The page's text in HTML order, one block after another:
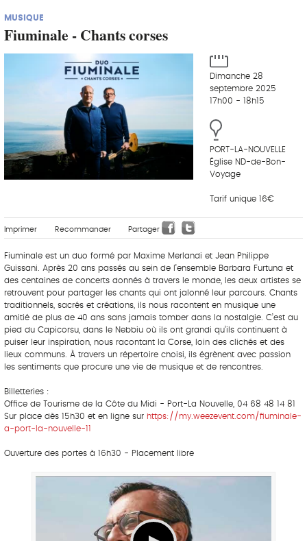
MUSIQUE
Fiuminale - Chants corses
Dimanche 28
septembre 2025
17h00 - 18h15
PORT-LA-NOUVELLE
Église ND-de-Bon-
Voyage
Tarif unique 16€
Imprimer Recommander Partager
Fiuminale est un duo formé par Maxime Merlandi et Jean Philippe
Guissani. Après 20 ans passés au sein de l’ensemble Barbara Furtuna et
des centaines de concerts donnés à travers le monde, les deux artistes se
retrouvent pour partager les chants qui ont jalonné leur parcours. Chants
traditionnels, sacrés et créations, ils nous racontent en musique une
amitié de plus de 40 ans sans jamais tomber dans la nostalgie. C’est au
pied du Capicorsu, dans le Nebbiu où ils ont grandi qu’ils continuent à
puiser leur inspiration, nous racontant la Corse, loin des clichés et des
lieux communs. À travers un répertoire choisi, ils égrènent avec passion
les sentiments que procure une vie de musique et de rencontres.
Billetteries :
Office de Tourisme de la Côte du Midi - Port-La Nouvelle, 04 68 48 14 81
Sur place dès 15h30 et en ligne sur https://my.weezevent.com/fiuminale-
a-port-la-nouvelle-11
Ouverture des portes à 16h30 - Placement libre